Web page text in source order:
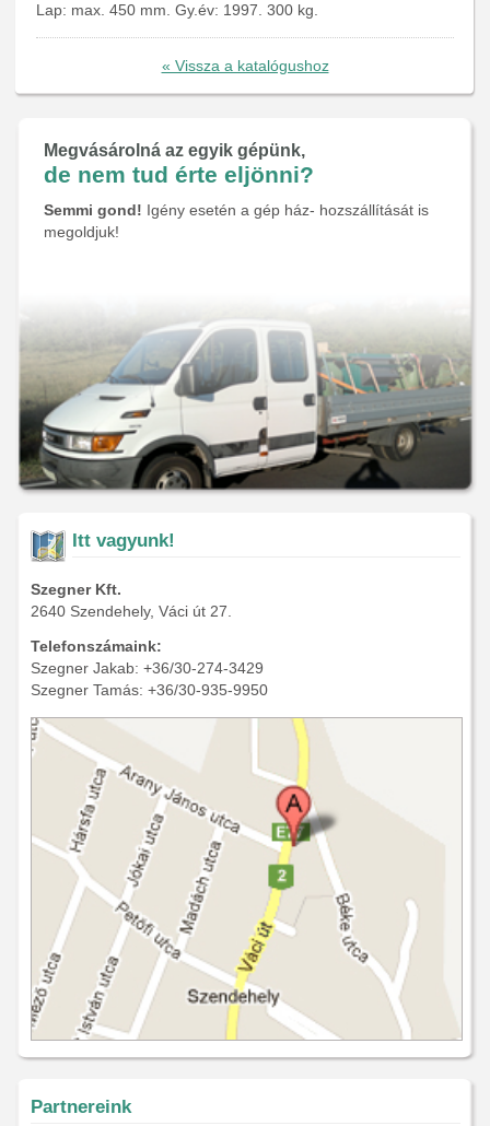
Lap: max. 450 mm. Gy.év: 1997. 300 kg.
« Vissza a katalógushoz
Megvásárolná az egyik gépünk,
de nem tud érte eljönni?
Semmi gond! Igény esetén a gép ház- hozszállítását is
megoldjuk!
Itt vagyunk!
Szegner Kft.
2640 Szendehely, Váci út 27.
Telefonszámaink:
Szegner Jakab: +36/30-274-3429
Szegner Tamás: +36/30-935-9950
Partnereink